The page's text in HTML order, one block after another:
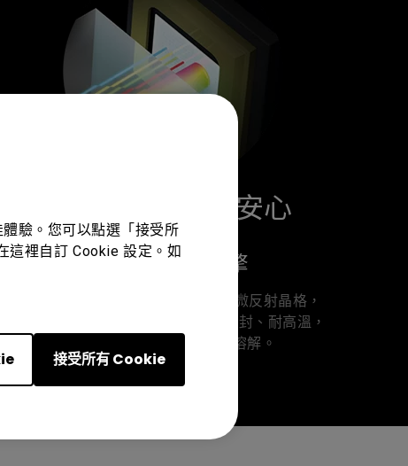
驗。您可以點選「接受所
這裡自訂 Cookie 設定。如
接受所有 Cookie
穩定可靠 令人安心
密封式光機引擎
DLP DMD晶片內含超過 200萬個微反射晶格，
用以反射光線通過色輪，其氣密密封、耐高溫，
可使用超過 200,000 小時也不會溶解。